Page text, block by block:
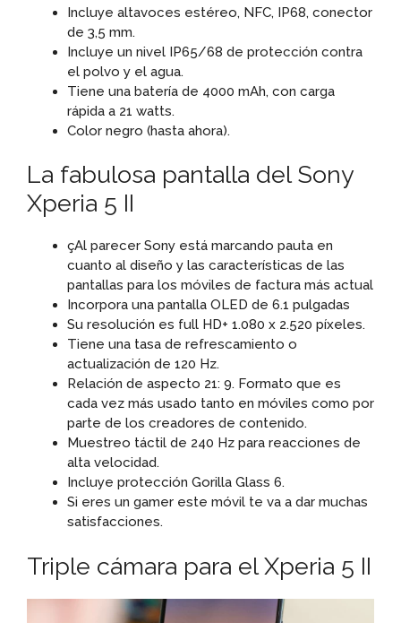
Incluye altavoces estéreo, NFC, IP68, conector
de 3,5 mm.
Incluye un nivel IP65/68 de protección contra
el polvo y el agua.
Tiene una batería de 4000 mAh, con carga
rápida a 21 watts.
Color negro (hasta ahora).
La fabulosa pantalla del Sony
Xperia 5 II
çAl parecer Sony está marcando pauta en
cuanto al diseño y las características de las
pantallas para los móviles de factura más actual
Incorpora una pantalla OLED de 6.1 pulgadas
Su resolución es full HD+ 1.080 x 2.520 píxeles.
Tiene una tasa de refrescamiento o
actualización de 120 Hz.
Relación de aspecto 21: 9. Formato que es
cada vez más usado tanto en móviles como por
parte de los creadores de contenido.
Muestreo táctil de 240 Hz para reacciones de
alta velocidad.
Incluye protección Gorilla Glass 6.
Si eres un gamer este móvil te va a dar muchas
satisfacciones.
Triple cámara para el Xperia 5 II